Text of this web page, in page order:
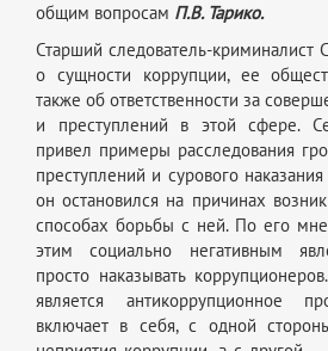
общим вопросам П.В. Тарико.
Старший следователь-криминалист
о сущности коррупции, ее
также об ответственности за
и преступлений в этой сфере.
привел примеры расследования
преступлений и сурового
он остановился на причинах
способах борьбы с ней. По его
этим социально негативным
просто наказывать
является антикоррупционное
включает в себя, с одной